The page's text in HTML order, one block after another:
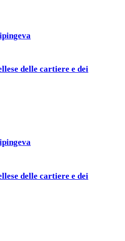
delle cartiere e dei
delle cartiere e dei